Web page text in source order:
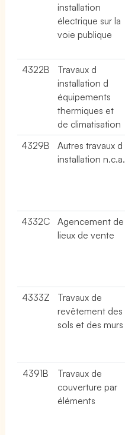
installation
électrique sur la
voie publique
4322B
Travaux d
installation d
équipements
thermiques et
de climatisation
4329B
Autres travaux d
installation n.c.a.
4332C
Agencement de
lieux de vente
4333Z
Travaux de
revêtement des
sols et des murs
4391B
Travaux de
couverture par
éléments